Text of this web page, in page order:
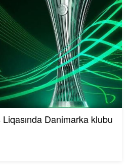
Danimarka klubu